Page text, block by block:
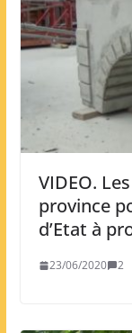
VIDEO.
province
d’Etat à
23/06/2020 2